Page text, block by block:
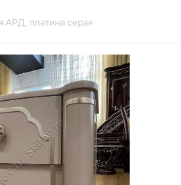
АРД, платина серая